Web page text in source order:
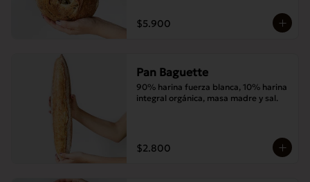
$5.900
Pan Baguette
90% harina fuerza blanca, 10% harina
integral orgánica, masa madre y sal.
$2.800